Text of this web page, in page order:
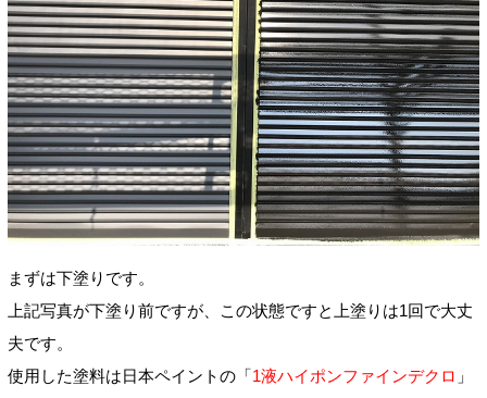
まずは下塗りです。
上記写真が下塗り前ですが、この状態ですと上塗りは1回で大丈
夫です。
使用した塗料は日本ペイントの「 1液ハイポンファインデクロ 」